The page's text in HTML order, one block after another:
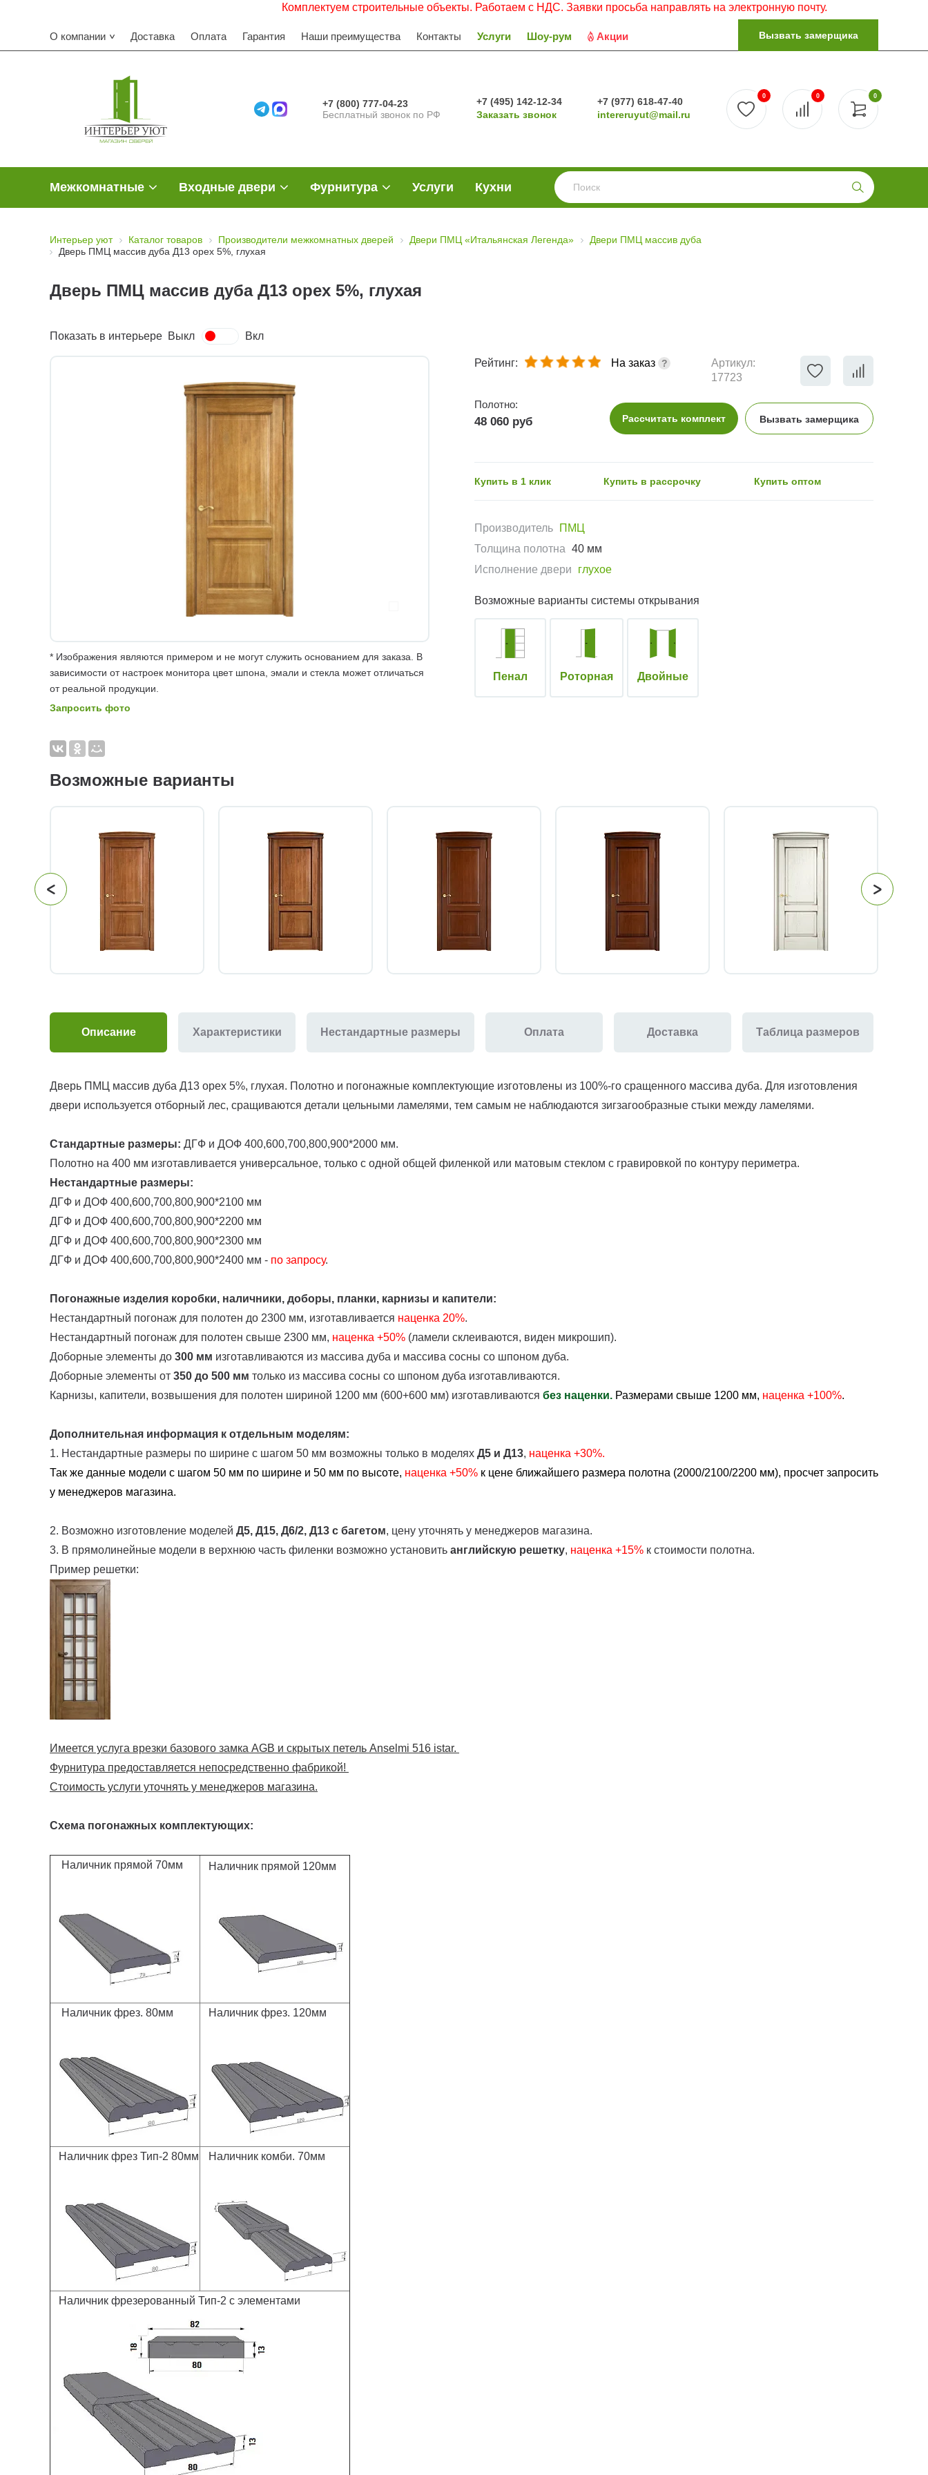
Комплектуем строительные объекты. Работаем с НДС. Заявки просьба направлять на электронную почту.
О компании Доставка Оплата Гарантия Наши преимущества Контакты Услуги Шоу-рум Акции Вызвать замерщика
+7 (800) 777-04-23
Бесплатный звонок по РФ
+7 (495) 142-12-34
Заказать звонок
+7 (977) 618-47-40
intereruyut@mail.ru
0
0 0
Межкомнатные Входные двери Фурнитура Услуги Кухни
Интерьер уют Каталог товаров Производители межкомнатных дверей Двери ПМЦ «Итальянская Легенда»
Двери ПМЦ массив дуба
Дверь ПМЦ массив дуба Д13 орех 5%, глухая
Дверь ПМЦ массив дуба Д13 орех 5%, глухая
Показать в интерьере Выкл Вкл
* Изображения являются примером и не могут служить основанием для заказа. В
зависимости от настроек монитора цвет шпона, эмали и стекла может отличаться
от реальной продукции.
Запросить фото
Рейтинг: На заказ
Артикул:
17723
Полотно:
48 060 руб Рассчитать комплект Вызвать замерщика
Купить в 1 клик Купить в рассрочку Купить оптом
Производитель
ПМЦ
Толщина полотна 40 мм
Исполнение двери
глухое
Возможные варианты системы открывания
Пенал Роторная Двойные
Возможные варианты
Описание Характеристики Нестандартные размеры Оплата Доставка Таблица размеров
Дверь ПМЦ массив дуба Д13 орех 5%, глухая. Полотно и погонажные комплектующие изготовлены из 100%-го сращенного массива дуба. Для изготовления
двери используется отборный лес, сращиваются детали цельными ламелями, тем самым не наблюдаются зигзагообразные стыки между ламелями.
Стандартные размеры: ДГФ и ДОФ 400,600,700,800,900*2000 мм.
Полотно на 400 мм изготавливается универсальное, только с одной общей филенкой или матовым стеклом с гравировкой по контуру периметра.
Нестандартные размеры:
ДГФ и ДОФ 400,600,700,800,900*2100 мм
ДГФ и ДОФ 400,600,700,800,900*2200 мм
ДГФ и ДОФ 400,600,700,800,900*2300 мм
ДГФ и ДОФ 400,600,700,800,900*2400 мм - по запросу.
Погонажные изделия коробки, наличники, доборы, планки, карнизы и капители:
Нестандартный погонаж для полотен до 2300 мм, изготавливается наценка 20%.
Нестандартный погонаж для полотен свыше 2300 мм, наценка +50% (ламели склеиваются, виден микрошип).
Доборные элементы до 300 мм изготавливаются из массива дуба и массива сосны со шпоном дуба.
Доборные элементы от 350 до 500 мм только из массива сосны со шпоном дуба изготавливаются.
Карнизы, капители, возвышения для полотен шириной 1200 мм (600+600 мм) изготавливаются без наценки. Размерами свыше 1200 мм, наценка +100%.
Дополнительная информация к отдельным моделям:
1. Нестандартные размеры по ширине с шагом 50 мм возможны только в моделях Д5 и Д13, наценка +30%.
Так же данные модели с шагом 50 мм по ширине и 50 мм по высоте, наценка +50% к цене ближайшего размера полотна (2000/2100/2200 мм), просчет запросить
у менеджеров магазина.
2. Возможно изготовление моделей Д5, Д15, Д6/2, Д13 с багетом, цену уточнять у менеджеров магазина.
3. В прямолинейные модели в верхнюю часть филенки возможно установить английскую решетку, наценка +15% к стоимости полотна.
Пример решетки:
Имеется услуга врезки базового замка AGB и скрытых петель Anselmi 516 istar.
Фурнитура предоставляется непосредственно фабрикой!
Стоимость услуги уточнять у менеджеров магазина.
Схема погонажных комплектующих:
Наличник прямой 70мм Наличник прямой 120мм
Наличник фрез. 80мм Наличник фрез. 120мм
Наличник фрез Тип-2 80мм Наличник комби. 70мм
Наличник фрезерованный Тип-2 с элементами